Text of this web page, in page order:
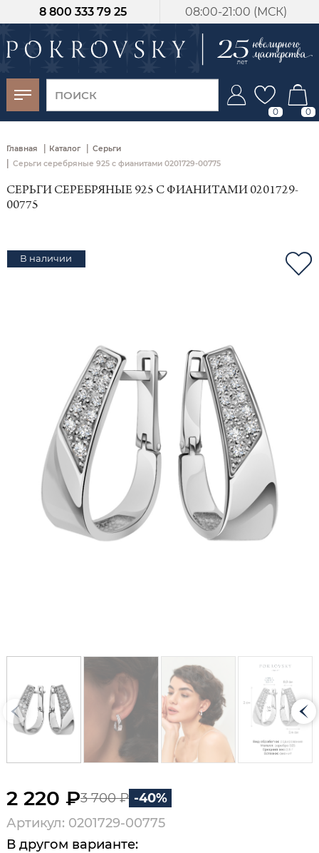
08:00-21:00 (МСК)
8 800 333 79 25
0 0
Главная | Каталог | Серьги
| Серьги серебряные 925 с фианитами 0201729-00775
СЕРЬГИ СЕРЕБРЯНЫЕ 925 С ФИАНИТАМИ 0201729-
00775
В наличии
2 220 ₽3 700 ₽ -40%
Артикул: 0201729-00775
В другом варианте:
-30%
от 15 дней с
момента оплаты